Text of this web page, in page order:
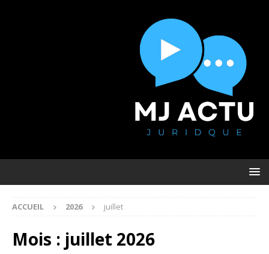
ACCUEIL 2026 juillet
Mois : juillet 2026